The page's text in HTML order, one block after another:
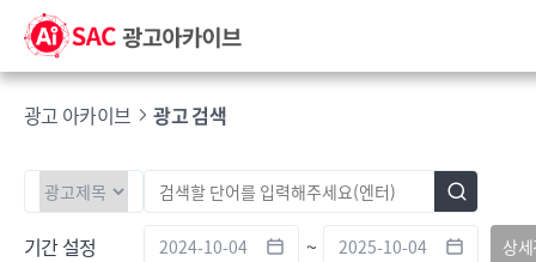
광고 아카이브 광고 검색
기간 설정 ~ 상